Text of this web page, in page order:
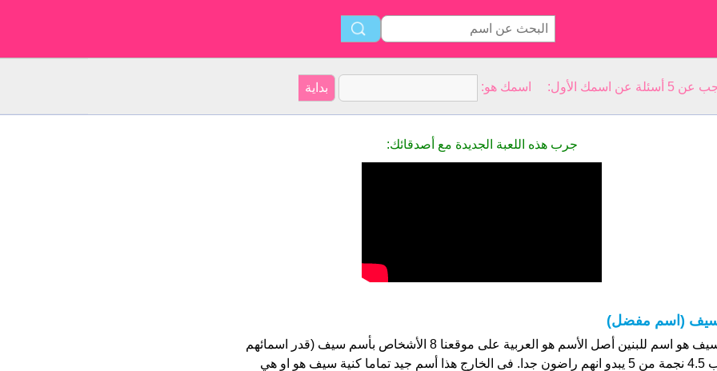
الأول: اسمك هو:
جرب هذه اللعبة الجديدة مع أصدقائك:
(اسم مفضل)
سيف هو اسم للبنين أصل الأسم هو العربية على موقعنا 8 الأشخاص بأسم سيف (قدر اسمائهم
ب 4.5 نجمة من 5 يبدو انهم راضون جدا. فى الخارج هذا أسم جيد تماما كنية سيف هو او هي